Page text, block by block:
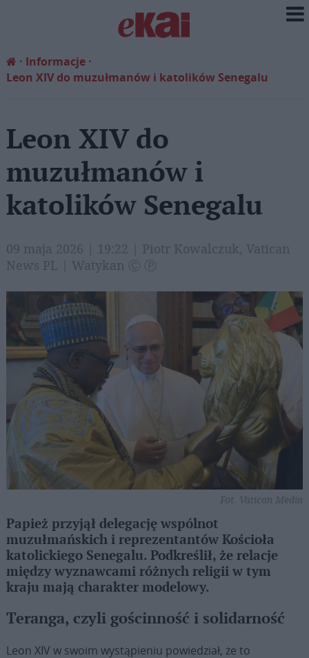
Informacje
Leon XIV do muzułmanów i katolików Senegalu
Leon XIV do
muzułmanów i
katolików Senegalu
09 maja 2026 | 19:22 | Piotr Kowalczuk, Vatican
News PL | Watykan Ⓒ Ⓟ
Fot. Vatican Media
Papież przyjął delegację wspólnot
muzułmańskich i reprezentantów Kościoła
katolickiego Senegalu. Podkreślił, że relacje
między wyznawcami różnych religii w tym
kraju mają charakter modelowy.
Teranga, czyli gościnność i solidarność
Leon XIV w swoim wystąpieniu powiedział, że to